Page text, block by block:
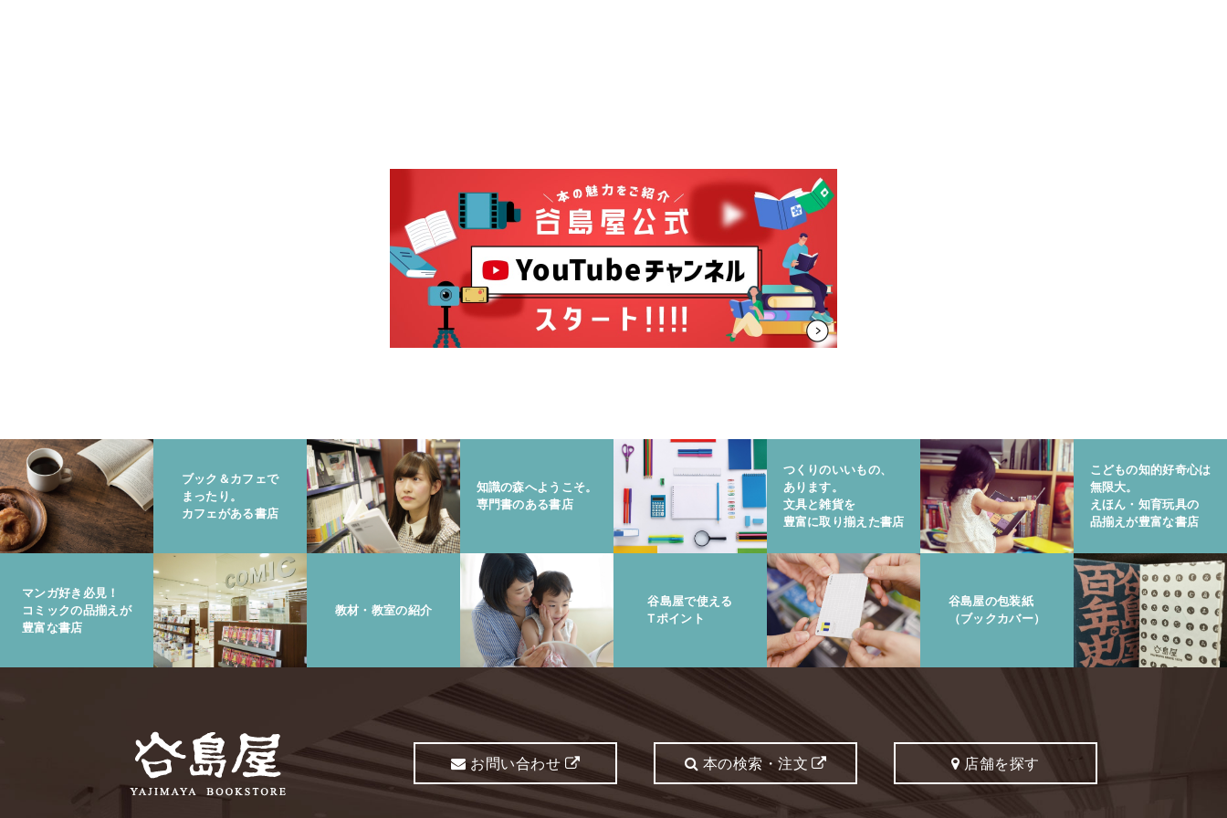
ブック＆カフェで
まったり。
カフェがある書店
知識の森へようこそ。
専門書のある書店
つくりのいいもの、
あります。
文具と雑貨を
豊富に取り揃えた書店
こどもの知的好奇心は
無限大。
えほん・知育玩具の
品揃えが豊富な書店
マンガ好き必見！
コミックの品揃えが
豊富な書店
教材・教室の紹介
谷島屋で使える
Tポイント
谷島屋の包装紙
（ブックカバー）
お問い合わせ 本の検索・注文 店舗を探す